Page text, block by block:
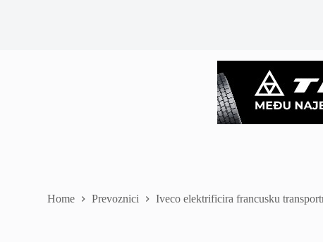
Home Prevoznici Iveco elektrificira francusku